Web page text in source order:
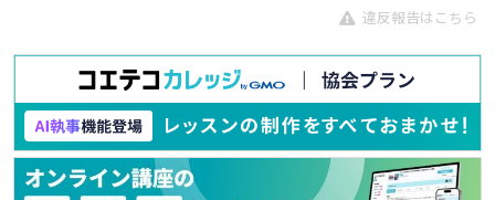
違反報告はこちら